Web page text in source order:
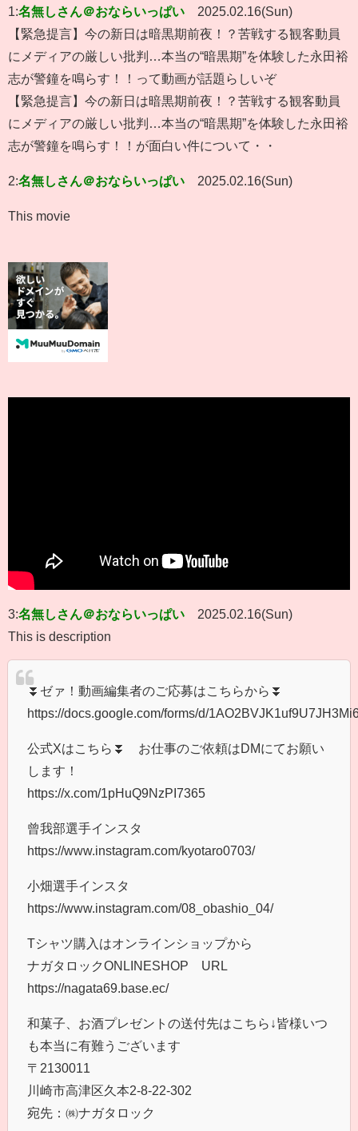
1:名無しさん＠おならいっぱい
2025.02.16(Sun)
【緊急提言】今の新日は暗黒期前夜！？苦戦する観客動員
にメディアの厳しい批判…本当の“暗黒期”を体験した永田裕
志が警鐘を鳴らす！！って動画が話題らしいぞ
【緊急提言】今の新日は暗黒期前夜！？苦戦する観客動員
にメディアの厳しい批判…本当の“暗黒期”を体験した永田裕
志が警鐘を鳴らす！！が面白い件について・・
2:名無しさん＠おならいっぱい 2025.02.16(Sun)
This movie
3:名無しさん＠おならいっぱい
2025.02.16(Sun)
This is description
⏬ゼァ！動画編集者のご応募はこちらから⏬
https://docs.google.com/forms/d/
公式Xはこちら⏬ お仕事のご依頼はDMにてお願い
します！
https://x.com/1pHuQ9NzPI7365
曾我部選手インスタ
https://www.instagram.com/kyotaro0703/
小畑選手インスタ
https://www.instagram.com/08_obashio_04/
Tシャツ購入はオンラインショップから
ナガタロックONLINESHOP URL
https://nagata69.base.ec/
和菓子、お酒プレゼントの送付先はこちら↓皆様いつ
も本当に有難うございます
〒2130011
川崎市高津区久本2-8-22-302
宛先：㈱ナガタロック